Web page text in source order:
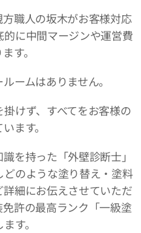
職人の坂木がお客様対応
に中間マージンや運営費
す。
ームはありません。
けず、すべてをお客様の
ます。
を持った「外壁診断士」
のような塗り替え・塗料
細にお伝えさせていただ
許の最高ランク「一級塗
す。